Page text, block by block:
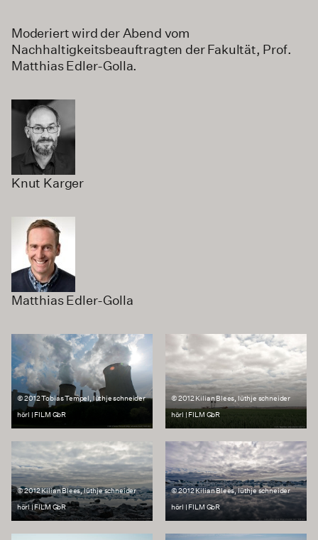
Moderiert wird der Abend vom
Nachhaltigkeitsbeauftragten der Fakultät, Prof.
Matthias Edler-Golla.
Knut Karger
Matthias Edler-Golla
© 2012 Tobias Tempel, lüthje schneider
hörl | FILM GbR
© 2012 Kilian Blees, lüthje schneider
hörl | FILM GbR
© 2012 Kilian Blees, lüthje schneider
hörl | FILM GbR
© 2012 Kilian Blees, lüthje schneider
hörl | FILM GbR